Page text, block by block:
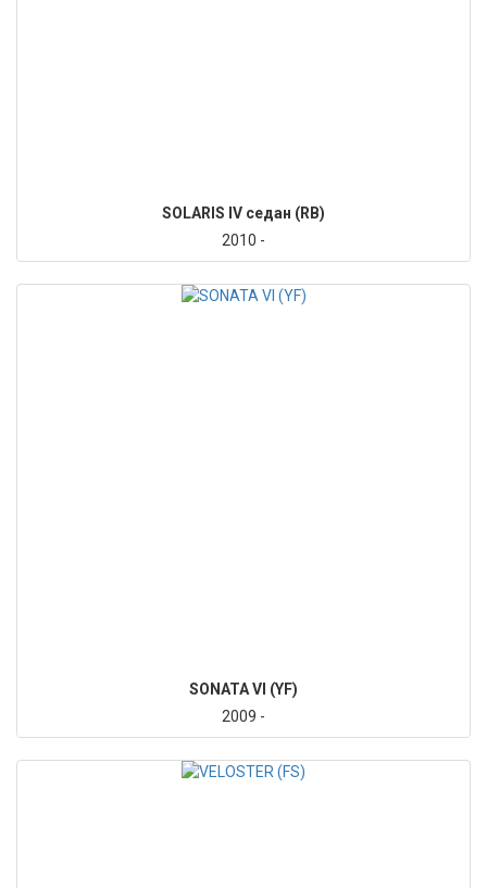
SOLARIS IV седан (RB)
2010 -
SONATA VI (YF)
2009 -